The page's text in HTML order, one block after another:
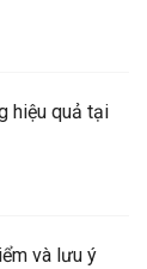
hiệu quả tại
và lưu ý